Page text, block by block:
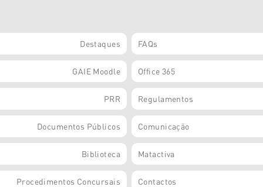
Destaques FAQs
GAIE Moodle Office 365
PRR Regulamentos
Documentos Públicos Comunicação
Biblioteca Matactiva
Procedimentos Concursais Contactos